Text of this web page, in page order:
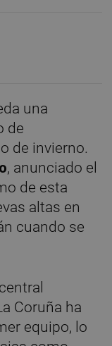
una
de
de invierno.
, anunciado el
de esta
altas en
cuando se
Coruña ha
equipo, lo